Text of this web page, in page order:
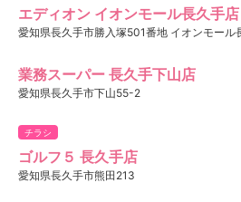
エディオン イオンモール長久手店
愛知県長久手市勝入塚501番地 イオンモール
業務スーパー 長久手下山店
愛知県長久手市下山55-2
チラシ
ゴルフ５ 長久手店
愛知県長久手市熊田213